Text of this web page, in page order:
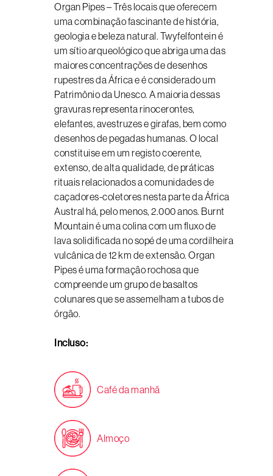
Organ Pipes – Três locais que oferecem
uma combinação fascinante de história,
geologia e beleza natural. Twyfelfontein é
um sítio arqueológico que abriga uma das
maiores concentrações de desenhos
rupestres da África e é considerado um
Patrimônio da Unesco. A maioria dessas
gravuras representa rinocerontes,
elefantes, avestruzes e girafas, bem como
desenhos de pegadas humanas. O local
constituise em um registo coerente,
extenso, de alta qualidade, de práticas
rituais relacionados a comunidades de
caçadores-coletores nesta parte da África
Austral há, pelo menos, 2.000 anos. Burnt
Mountain é uma colina com um fluxo de
lava solidificada no sopé de uma cordilheira
vulcânica de 12 km de extensão. Organ
Pipes é uma formação rochosa que
compreende um grupo de basaltos
colunares que se assemelham a tubos de
órgão.
Incluso:
Café da manhã
Almoço